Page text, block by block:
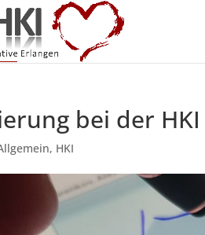
bei der HKI
, HKI